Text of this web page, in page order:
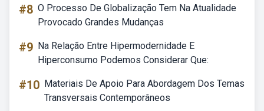
#8 O Processo De Globalização Tem Na Atualidade
Provocado Grandes Mudanças
#9 Na Relação Entre Hipermodernidade E
Hiperconsumo Podemos Considerar Que:
#10 Materiais De Apoio Para Abordagem Dos Temas
Transversais Contemporâneos